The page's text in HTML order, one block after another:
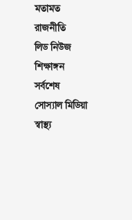
মতামত
রাজনীতি
লিড নিউজ
শিক্ষাঙ্গন
সর্বশেষ
সোস্যাল মিডিয়া
স্বাস্থ্য